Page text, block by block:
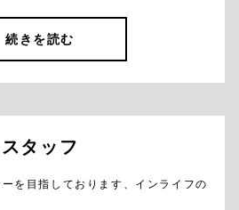
続きを読む
スタッフ
を目指しております、インライフの